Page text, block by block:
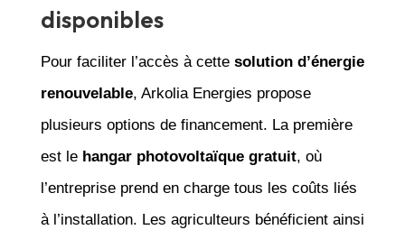
disponibles
Pour faciliter l’accès à cette solution d’énergie
renouvelable, Arkolia Energies propose
plusieurs options de financement. La première
est le hangar photovoltaïque gratuit, où
l’entreprise prend en charge tous les coûts liés
à l’installation. Les agriculteurs bénéficient ainsi